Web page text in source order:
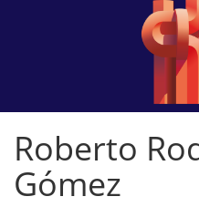
Roberto
Gómez